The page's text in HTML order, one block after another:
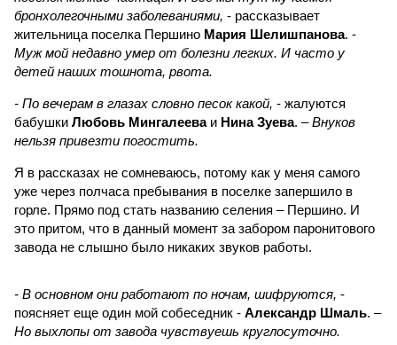
бронхолегочными заболеваниями, - рассказывает
жительница поселка Першино Мария Шелишпанова. -
Муж мой недавно умер от болезни легких. И часто у
детей наших тошнота, рвота.
- По вечерам в глазах словно песок какой, - жалуются
бабушки Любовь Мингалееваи Нина Зуева. –Внуков
нельзя привезти погостить.
Я в рассказах не сомневаюсь, потому как у меня самого
уже через полчаса пребывания в поселке запершило в
горле. Прямо под стать названию селения – Першино. И
это притом, что в данный момент за забором паронитового
завода не слышно было никаких звуков работы.
- В основном они работают по ночам, шифруются, -
поясняет еще один мой собеседник - Александр Шмаль. –
Но выхлопы от завода чувствуешь круглосуточно.